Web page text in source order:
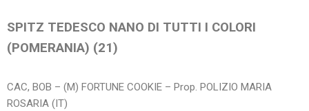
SPITZ TEDESCO NANO DI TUTTI I COLORI
(POMERANIA) (21)
CAC, BOB – (M) FORTUNE COOKIE – Prop. POLIZIO MARIA
ROSARIA (IT)